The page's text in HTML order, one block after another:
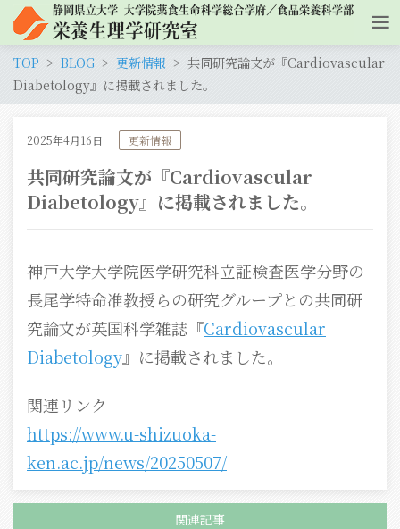
TOP BLOG 更新情報
共同研究論文が『Cardiovascular
Diabetology』に掲載されました。
2025年4月16日 更新情報
共同研究論文が『Cardiovascular
Diabetology』に掲載されました。
神戸大学大学院医学研究科立証検査医学分野の
長尾学特命准教授らの研究グループとの共同研
究論文が英国科学雑誌『Cardiovascular
Diabetology』に掲載されました。
関連リンク
https://www.u-shizuoka-
ken.ac.jp/news/20250507/
関連記事